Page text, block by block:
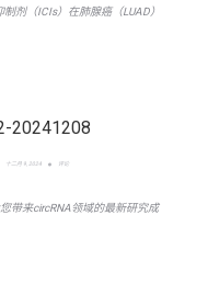
剂（ICIs）在肺腺癌（LUAD）
20241208
十二月 9, 2024 评论
带来circRNA领域的最新研究成